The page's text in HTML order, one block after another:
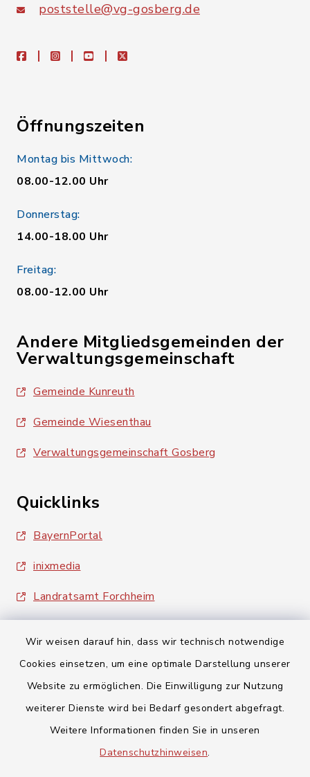
Wir weisen darauf hin, dass wir technisch notwendige
Cookies einsetzen, um eine optimale Darstellung unserer
Website zu ermöglichen. Die Einwilligung zur Nutzung
weiterer Dienste wird bei Bedarf gesondert abgefragt.
Weitere Informationen finden Sie in unseren
Datenschutzhinweisen.
poststelle@vg-gosberg.de
facebookinstagramyoutubeX
Öffnungszeiten
Montag bis Mittwoch:
08.00-12.00 Uhr
Donnerstag:
14.00-18.00 Uhr
Freitag:
08.00-12.00 Uhr
Andere Mitgliedsgemeinden der
Verwaltungsgemeinschaft
Gemeinde Kunreuth
Gemeinde Wiesenthau
Verwaltungsgemeinschaft Gosberg
Quicklinks
BayernPortal
inixmedia
Landratsamt Forchheim
Barrierefreiheit